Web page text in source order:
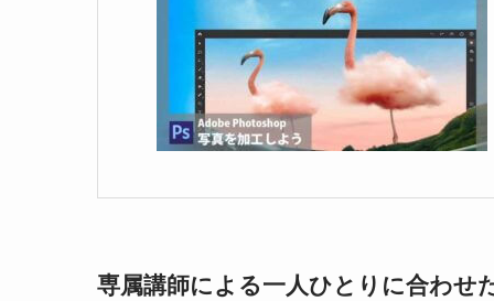
専属講師による一人ひとりに合わせ